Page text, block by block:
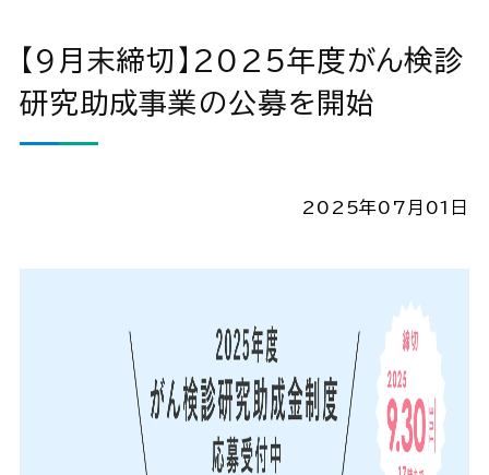
【9月末締切】2025年度がん検診
研究助成事業の公募を開始
2025年07月01日